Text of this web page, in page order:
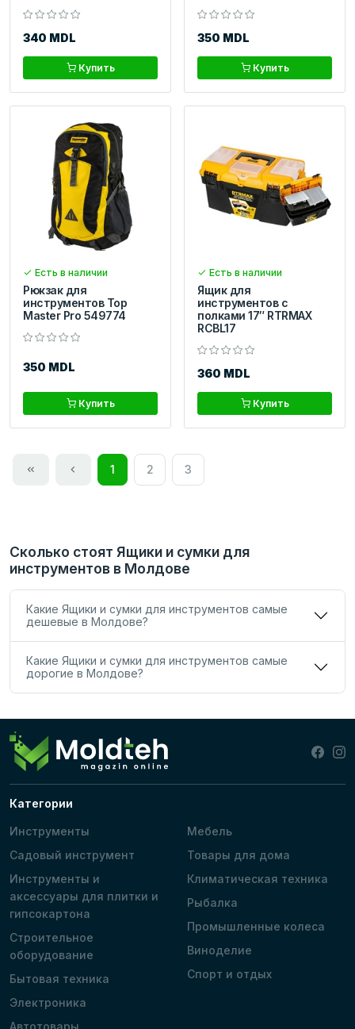
340 MDL
Купить
350 MDL
Купить
Есть в наличии
Рюкзак для
инструментов Top
Master Pro 549774
350 MDL
Купить
Есть в наличии
Ящик для
инструментов с
полками 17″ RTRMAX
RCBL17
360 MDL
Купить
1 2 3
Сколько стоят Ящики и сумки для
инструментов в Молдове
Какие Ящики и сумки для инструментов самые
дешевые в Молдове?
Какие Ящики и сумки для инструментов самые
дорогие в Молдове?
Категории
Инструменты
Садовый инструмент
Инструменты и
аксессуары для плитки и
гипсокартона
Строительное
оборудование
Бытовая техника
Электроника
Автотовары
Мебель
Товары для дома
Климатическая техника
Рыбалка
Промышленные колеса
Виноделие
Спорт и отдых